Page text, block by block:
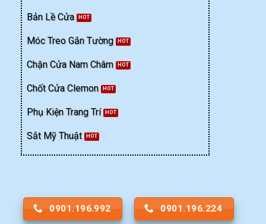
Bản Lề Cửa
Móc Treo Gắn Tường
Chặn Cửa Nam Châm
Chốt Cửa Clemon
Phụ Kiện Trang Trí
Sắt Mỹ Thuật
0901.196.992 0901.196.224